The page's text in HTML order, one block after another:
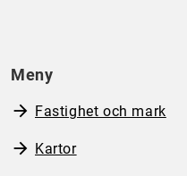
Meny
Fastighet och mark
Kartor